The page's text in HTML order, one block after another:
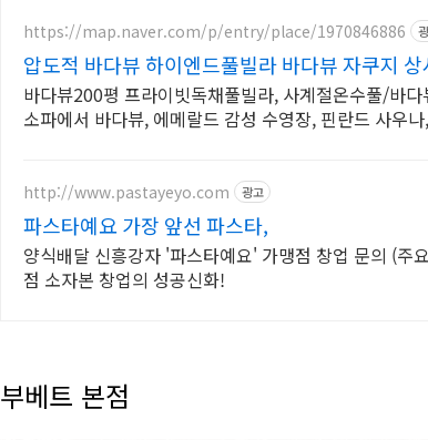
https://map.naver.com/p/entry/place/1970846886
압도적 바다뷰 하이엔드풀빌라 바다뷰 자쿠지 상
바다뷰200평 프라이빗독채풀빌라, 사계절온수풀/바
소파에서 바다뷰, 에메랄드 감성 수영장, 핀란드 사우나
http://www.pastayeyo.com 광고
파스타예요 가장 앞선 파스타,
양식배달 신흥강자 '파스타예요' 가맹점 창업 문의 (주
점 소자본 창업의 성공신화!
부베트 본점